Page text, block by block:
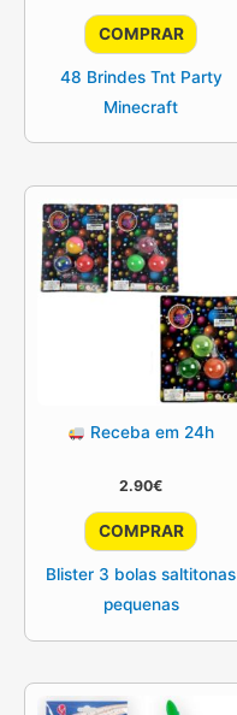
COMPRAR
48 Brindes Tnt Party
Minecraft
Receba em 24h
2.90€
COMPRAR
Blister 3 bolas saltitonas
pequenas